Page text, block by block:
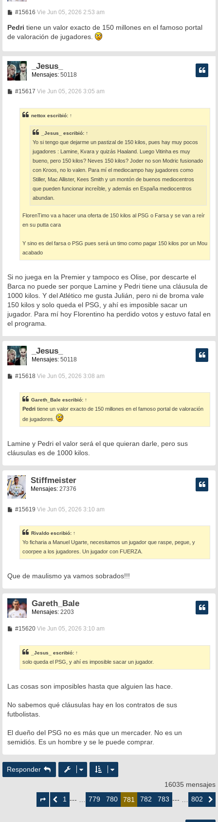
#15616M
n
a
e
Vie Jun 05, 2026 2:53 am
Pedri tiene un valor exacto de 150 millones en el famoso portal
de valoración de jugadores.
_Jesus_
Mensajes: 50118
#15617M
a
j
e
Vie Jun 05, 2026 3:05 am
nettox escribió: ↑
_Jesus_ escribió: ↑
Yo si tengo que dejarme un pastizal de 150 kilos, pues hay muy pocos
jugadores : Lamine, Kvara y quizás Haaland. Luego Vitinha es muy
bueno, pero 150 kilos? Neves 150 kilos? Joder no son Modric fusionado
con Kroos, no lo valen. Para mí el mediocampo hay jugadores como
Stiller, Mac Allister, Kees Smith y un montón de buenos mediocentros
que pueden funcionar increíble, y además en España mediocentros
abundan.
FlorenTimo va a hacer una oferta de 150 kilos al PSG o Farsa y se van a reír
en su putta cara
Y sino es del farsa o PSG pues será un timo como pagar 150 kilos por un Mou
acabado
Si no juega en la Premier y tampoco es Olise, por descarte el
Barca no puede ser porque Lamine y Pedri tiene una cláusula de
1000 kilos. Y del Atlético me gusta Julián, pero ni de broma vale
150 kilos y solo queda el PSG, y ahí es imposible sacar un
jugador. Para mí hoy Florentino ha perdido votos y estuvo fatal en
el programa.
_Jesus_
Mensajes: 50118
#15618M
a
j
e
Vie Jun 05, 2026 3:08 am
Gareth_Bale escribió: ↑
Pedri tiene un valor exacto de 150 millones en el famoso portal de valoración
de jugadores.
Lamine y Pedri el valor será el que quieran darle, pero sus
cláusulas es de 1000 kilos.
Stiffmeister
Mensajes: 27376
#15619M
a
j
e
Vie Jun 05, 2026 3:10 am
Rivaldo escribió: ↑
Yo ficharia a Manuel Ugarte, necesitamos un jugador que raspe, pegue, y
coorpee a los jugadores. Un jugador con FUERZA.
Que de maulismo ya vamos sobrados!!!
Gareth_Bale
Mensajes: 2203
#15620M
a
j
e
Vie Jun 05, 2026 3:10 am
_Jesus_ escribió: ↑
solo queda el PSG, y ahí es imposible sacar un jugador.
Las cosas son imposibles hasta que alguien las hace.
No sabemos qué cláusulas hay en los contratos de sus
futbolistas.
El dueño del PSG no es más que un mercader. No es un
semidiós. Es un hombre y se le puede comprar.
Responder
16035 mensajes
deAnterior
1 --- … 779 780 781 782 783 --- … 802